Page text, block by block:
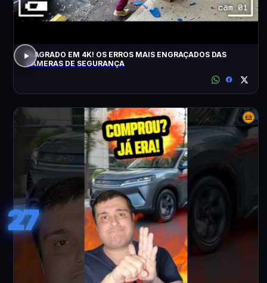
FLAGRADO EM 4K! OS ERROS MAIS ENGRAÇADOS DAS
CÂMERAS DE SEGURANÇA
27